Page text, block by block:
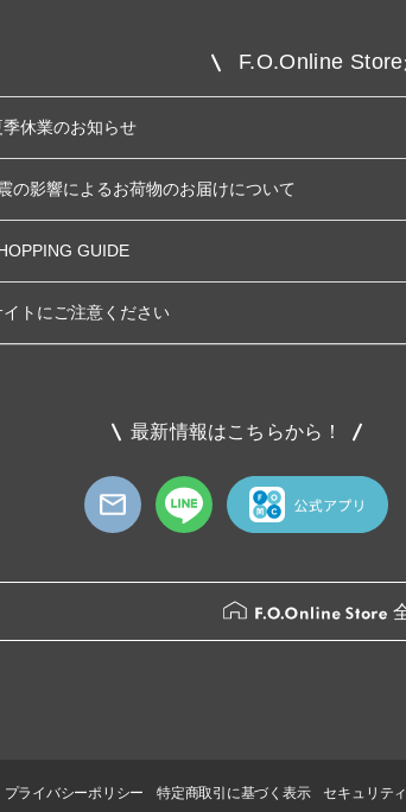
F.O.Online
休業のお知らせ
の影響によるお荷物のお届けについて
GUIDE
トにご注意ください
最新情報はこちらから！
プライバシーポリシー 特定商取引に基づく表示 セキュリテ